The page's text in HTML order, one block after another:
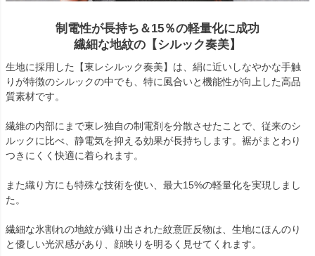
制電性が長持ち＆15％の軽量化に成功
繊細な地紋の【シルック奏美】
生地に採用した【東レシルック奏美】は、絹に近いしなやかな手触
りが特徴のシルックの中でも、特に風合いと機能性が向上した高品
質素材です。
繊維の内部にまで東レ独自の制電剤を分散させたことで、従来のシ
ルックに比べ、静電気を抑える効果が長持ちします。裾がまとわり
つきにくく快適に着られます。
また織り方にも特殊な技術を使い、最大15%の軽量化を実現しまし
た。
繊細な氷割れの地紋が織り出された紋意匠反物は、生地にほんのり
と優しい光沢感があり、顔映りを明るく見せてくれます。